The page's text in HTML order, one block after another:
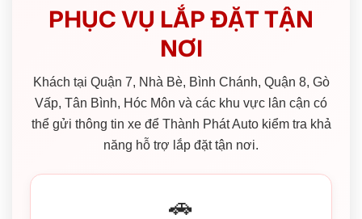
PHỤC VỤ LẮP ĐẶT TẬN
NƠI
Khách tại Quận 7, Nhà Bè, Bình Chánh, Quận 8, Gò
Vấp, Tân Bình, Hóc Môn và các khu vực lân cận có
thể gửi thông tin xe để Thành Phát Auto kiểm tra khả
năng hỗ trợ lắp đặt tận nơi.
🚗